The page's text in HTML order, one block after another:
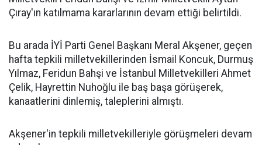
Çıray'ın katılmama kararlarının devam ettiği belirtildi.
Bu arada İYİ Parti Genel Başkanı Meral Akşener, geçen
hafta tepkili milletvekillerinden İsmail Koncuk, Durmuş
Yılmaz, Feridun Bahşi ve İstanbul Milletvekilleri Ahmet
Çelik, Hayrettin Nuhoğlu ile baş başa görüşerek,
kanaatlerini dinlemiş, taleplerini almıştı.
Akşener'in tepkili milletvekilleriyle görüşmeleri devam